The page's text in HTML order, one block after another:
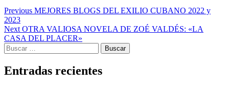
Post
navigation
Previous MEJORES BLOGS DEL EXILIO CUBANO 2022 y
2023
Next OTRA VALIOSA NOVELA DE ZOÉ VALDÉS: «LA
CASA DEL PLACER»
Buscar:
Entradas recientes